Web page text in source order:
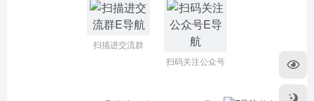
扫描进交流群
扫码关注公众号